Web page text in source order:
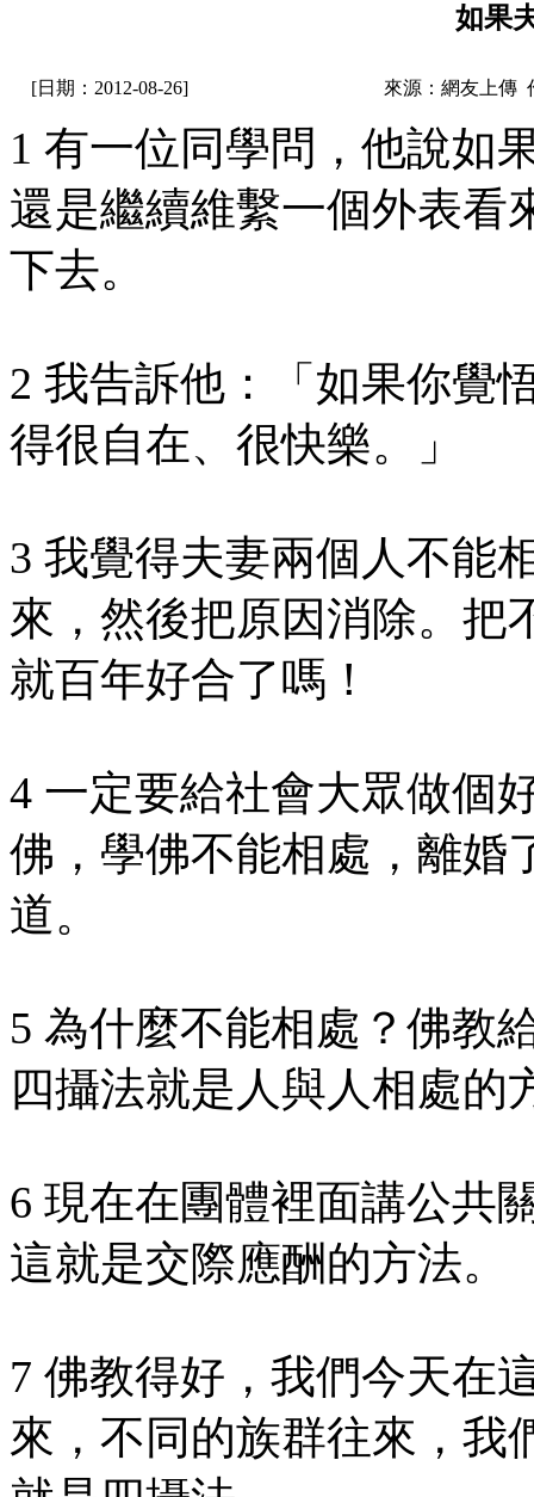
如果
[日期：2012-08-26] 來源：網友上傳
1 有一位同學問，他說如
還是繼續維繫一個外表看
下去。
2 我告訴他：「如果你覺
得很自在、很快樂。」
3 我覺得夫妻兩個人不能
來，然後把原因消除。把
就百年好合了嗎！
4 一定要給社會大眾做個
佛，學佛不能相處，離婚
道。
5 為什麼不能相處？佛教
四攝法就是人與人相處的
6 現在在團體裡面講公共
這就是交際應酬的方法。
7 佛教得好，我們今天在
來，不同的族群往來，我